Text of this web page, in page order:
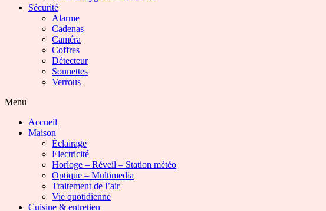
Sécurité
Alarme
Cadenas
Caméra
Coffres
Détecteur
Sonnettes
Verrous
Menu
Accueil
Maison
Éclairage
Electricité
Horloge – Réveil – Station météo
Optique – Multimedia
Traitement de l’air
Vie quotidienne
Cuisine & entretien